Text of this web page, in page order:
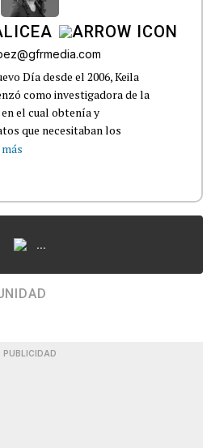
Día desde el 2006, Keila
como investigadora de la
el cual obtenía y
que necesitaban los
...
PUBLICIDAD